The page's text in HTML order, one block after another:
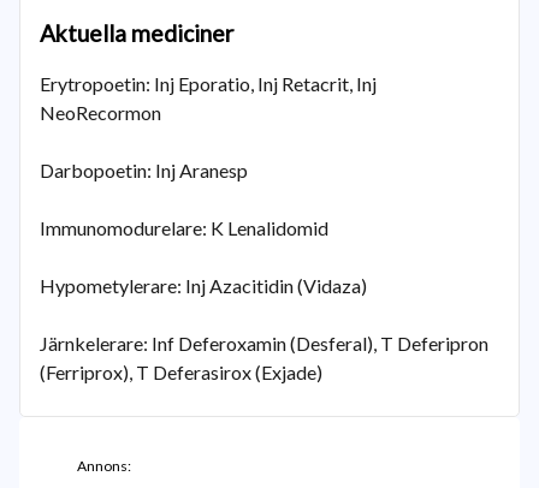
Aktuella mediciner
Erytropoetin: Inj Eporatio, Inj Retacrit, Inj
NeoRecormon
Darbopoetin: Inj Aranesp
Immunomodurelare: K Lenalidomid
Hypometylerare: Inj Azacitidin (Vidaza)
Järnkelerare: Inf Deferoxamin (Desferal), T Deferipron
(Ferriprox), T Deferasirox (Exjade)
Annons: